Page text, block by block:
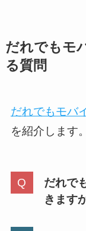
だれでもモ
る質問
だれでもモバ
を紹介します。
だれで
きます